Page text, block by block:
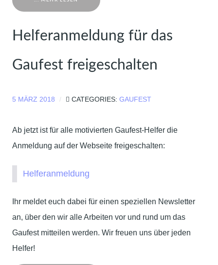
Helferanmeldung für das
Gaufest freigeschalten
5 MÄRZ 2018 CATEGORIES: GAUFEST
Ab jetzt ist für alle motivierten Gaufest-Helfer die
Anmeldung auf der Webseite freigeschalten:
Helferanmeldung
Ihr meldet euch dabei für einen speziellen Newsletter
an, über den wir alle Arbeiten vor und rund um das
Gaufest mitteilen werden. Wir freuen uns über jeden
Helfer!